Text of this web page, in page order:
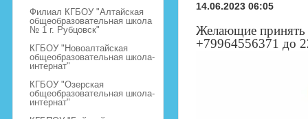
Филиал КГБОУ "Алтайская
общеобразовательная школа
№ 1 г. Рубцовск"
КГБОУ "Новоалтайская
общеобразовательная школа-
интернат"
КГБОУ "Озерская
общеобразовательная школа-
интернат"
14.06.2023 06:05
Желающие принять
+79964556371 до